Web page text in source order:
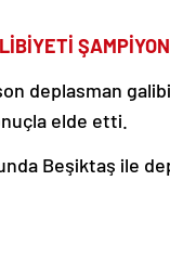
deplasman
elde etti.
Beşiktaş ile